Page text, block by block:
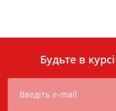
Будьте в
Введіть e-mail